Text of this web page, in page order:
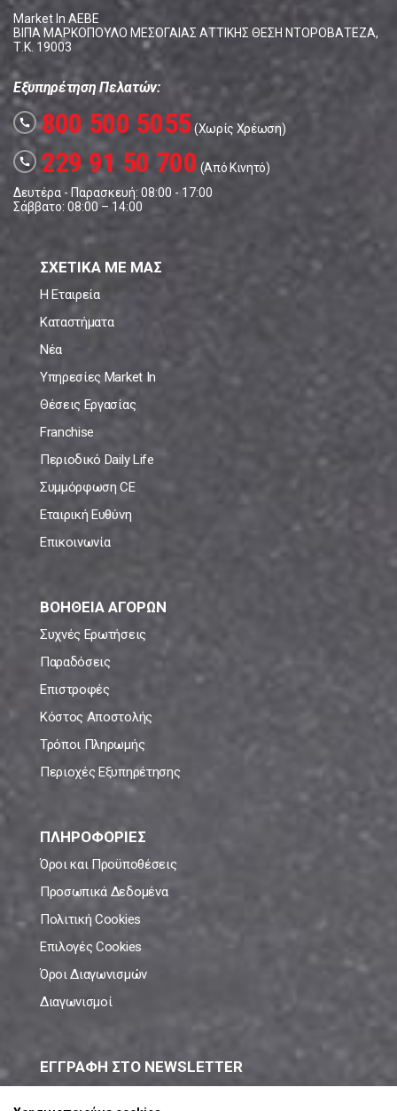
Market In ΑΕΒΕ
ΒΙΠΑ ΜΑΡΚΟΠΟΥΛΟ ΜΕΣΟΓΑΙΑΣ ΑΤΤΙΚΗΣ ΘΕΣΗ ΝΤΟΡΟΒΑΤΕΖΑ,
Τ.Κ. 19003
Εξυπηρέτηση Πελατών:
call 800 500 5055(Χωρίς Χρέωση)
call 229 91 50 700 (Από Κινητό)
Δευτέρα - Παρασκευή: 08:00 - 17:00
Σάββατο: 08:00 – 14:00
ΣΧΕΤΙΚΑ ΜΕ ΜΑΣ
Η Εταιρεία
Καταστήματα
Νέα
Υπηρεσίες Market In
Θέσεις Εργασίας
Franchise
Περιοδικό Daily Life
Συμμόρφωση CE
Εταιρική Ευθύνη
Επικοινωνία
ΒΟΗΘΕΙΑ ΑΓΟΡΩΝ
Συχνές Ερωτήσεις
Παραδόσεις
Επιστροφές
Κόστος Αποστολής
Τρόποι Πληρωμής
Περιοχές Εξυπηρέτησης
ΠΛΗΡΟΦΟΡΙΕΣ
Όροι και Προϋποθέσεις
Προσωπικά Δεδομένα
Πολιτική Cookies
Επιλογές Cookies
Όροι Διαγωνισμών
Διαγωνισμοί
ΕΓΓΡΑΦΗ ΣΤΟ NEWSLETTER